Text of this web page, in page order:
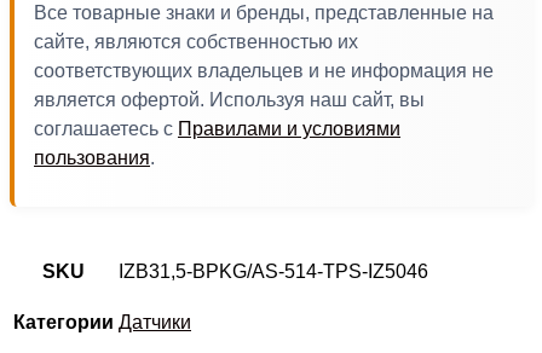
Все товарные знаки и бренды, представленные на
сайте, являются собственностью их
соответствующих владельцев и не информация не
является офертой. Используя наш сайт, вы
соглашаетесь с Правилами и условиями
пользования.
SKU IZB31,5-BPKG/AS-514-TPS-IZ5046
Категории Датчики